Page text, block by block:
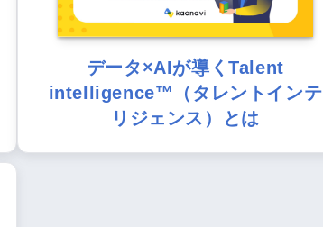
データ×AIが導くTalent
intelligence™（タレントインテ
リジェンス）とは